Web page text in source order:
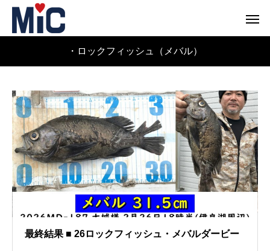
・ロックフィッシュ（メバル）
最終結果 ■ 26ロックフィッシュ・メバルダービー